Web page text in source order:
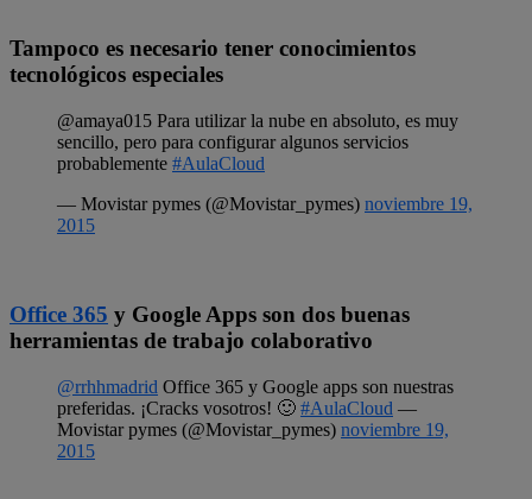
Tampoco es necesario tener conocimientos
tecnológicos especiales
@amaya015 Para utilizar la nube en absoluto, es muy
sencillo, pero para configurar algunos servicios
probablemente #AulaCloud
— Movistar pymes (@Movistar_pymes) noviembre 19,
2015
Office 365 y Google Apps son dos buenas
herramientas de trabajo colaborativo
@rrhhmadrid Office 365 y Google apps son nuestras
preferidas. ¡Cracks vosotros! 🙂 #AulaCloud —
Movistar pymes (@Movistar_pymes) noviembre 19,
2015